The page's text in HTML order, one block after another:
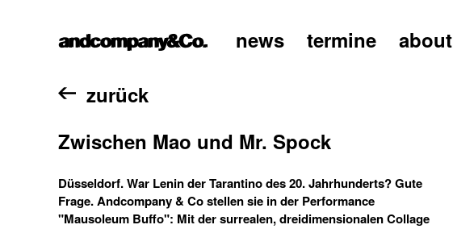
home news termine about
zurück
Zwischen Mao und Mr. Spock
Düsseldorf. War Lenin der Tarantino des 20. Jahrhunderts? Gute
Frage. Andcompany & Co stellen sie in der Performance
"Mausoleum Buffo": Mit der surrealen, dreidimensionalen Collage